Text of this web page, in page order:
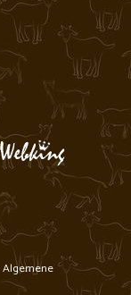
Algemene